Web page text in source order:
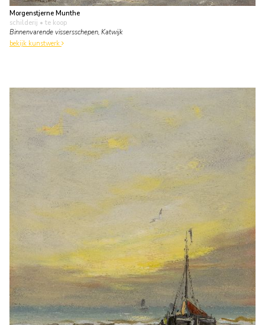
Morgenstjerne Munthe
schilderij • te koop
Binnenvarende vissersschepen, Katwijk
bekijk kunstwerk